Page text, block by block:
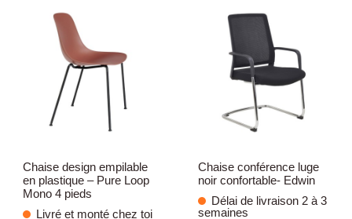
Chaise design empilable
en plastique – Pure Loop
Mono 4 pieds
Livré et monté chez toi
Chaise conférence luge
noir confortable- Edwin
Délai de livraison 2 à 3
semaines